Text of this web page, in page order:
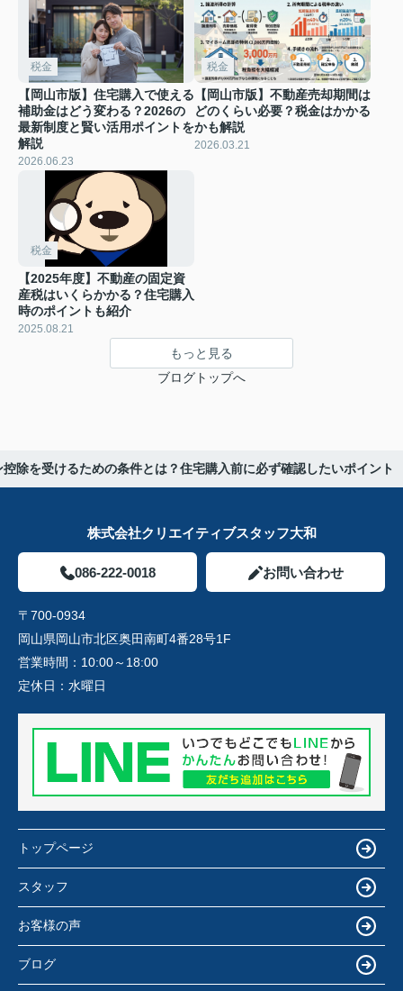
税金
【岡山市版】住宅購入で使える
補助金はどう変わる？2026の
最新制度と賢い活用ポイントを
解説
2026.06.23
税金
【岡山市版】不動産売却期間は
どのくらい必要？税金はかかる
かも解説
2026.03.21
税金
【2025年度】不動産の固定資
産税はいくらかかる？住宅購入
時のポイントも紹介
2025.08.21
もっと見る
ブログトップへ
除を受けるための条件とは？住宅購入前に必ず確認したいポイント
株式会社クリエイティブスタッフ大和
086-222-0018 お問い合わせ
〒700-0934
岡山県岡山市北区奥田南町4番28号1F
営業時間： 10:00～18:00
定休日： 水曜日
トップページ
スタッフ
お客様の声
ブログ